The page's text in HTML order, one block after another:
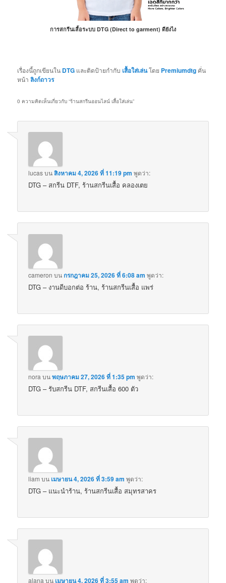
การสกรีนเสื้อระบบ DTG (Direct to garment) ดียังไง
เรื่องนี้ถูกเขียนใน DTG และติดป้ายกำกับ เสื้อใส่เล่นโดย Premiumdtg คั่น
หน้าลิงก์ถาวร
0 ความคิดเห็นเกี่ยวกับ “ร้านสกรีนออนไลน์ เสื้อใส่เล่น”
lucasบนสิงหาคม 4, 2026 ที่ 11:19 pm พูดว่า:
DTG – สกรีน DTF, ร้านสกรีนเสื้อ คลองเตย
cameron บนกรกฎาคม 25, 2026 ที่ 6:08 am พูดว่า:
DTG – งานดีบอกต่อ ร้าน, ร้านสกรีนเสื้อ แพร่
nora บนพฤษภาคม 27, 2026 ที่ 1:35 pm พูดว่า:
DTG – รับสกรีน DTF, สกรีนเสื้อ 600 ตัว
liam บน เมษายน 4, 2026 ที่ 3:59 am พูดว่า:
DTG – แนะนำร้าน, ร้านสกรีนเสื้อ สมุทรสาคร
alana บน เมษายน 4, 2026 ที่ 3:55 am พูดว่า: